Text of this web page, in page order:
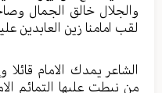
والجلال خالق الجمال
لقب امامنا زين العابدين
الشاعر يمدك الامام
من نيطت عليها التمائم